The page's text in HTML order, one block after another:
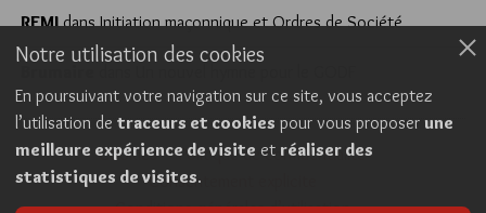
REMIdansInitiation maçonnique et Ordres de Société
Cookies
Politique de confidentialité
Consentement explicite
Conditions générales d’utilisation
Notre utilisation des cookies
En poursuivant votre navigation sur ce site, vous acceptez
l’utilisation de traceurs et cookies pour vous proposer une
meilleure expérience de visite et réaliser des
statistiques de visites.